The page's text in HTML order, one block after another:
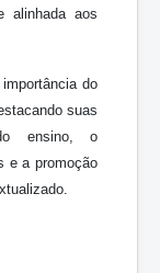
alinhada aos
do
suas
ensino, o
e a promoção